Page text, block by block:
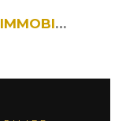
PAOLA MONTANA IMMOBILIER